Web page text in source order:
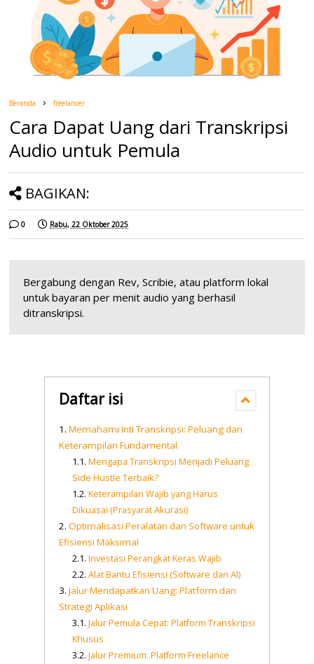
Beranda freelancer
Cara Dapat Uang dari Transkripsi
Audio untuk Pemula
BAGIKAN:
0 Rabu, 22 Oktober 2025
Bergabung dengan Rev, Scribie, atau platform lokal
untuk bayaran per menit audio yang berhasil
ditranskripsi.
Daftar isi
Memahami Inti Transkripsi: Peluang dan
Keterampilan Fundamental
Mengapa Transkripsi Menjadi Peluang
Side Hustle Terbaik?
Keterampilan Wajib yang Harus
Dikuasai (Prasyarat Akurasi)
Optimalisasi Peralatan dan Software untuk
Efisiensi Maksimal
Investasi Perangkat Keras Wajib
Alat Bantu Efisiensi (Software dan AI)
Jalur Mendapatkan Uang: Platform dan
Strategi Aplikasi
Jalur Pemula Cepat: Platform Transkripsi
Khusus
Jalur Premium: Platform Freelance